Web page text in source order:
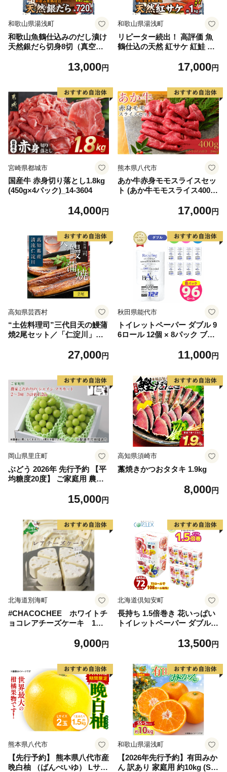
和歌山県湯浅町
和歌山魚鶴仕込みのだし漬け
天然銀だら切身8切（真空パ
製法 良質な脂 ふっくら 柔ら
ぶ だし漬け 煮付け ムニエル
味噌漬け 鍋物 冷凍 湯浅町 送
料無料_G7334
13,000円
和歌山県湯浅町
リピーター続出！ 高評価 魚
鶴仕込の天然 紅サケ 紅鮭 鮭
レビュー高評価 小分け 真空
海鮮 魚介 食品 食べ物 おかず
お弁当 水産加工品 冷凍 グル
メ お取り寄せ 和歌山県 湯浅
町 送料無料_G7317
17,000円
宮崎県都城市
国産牛 赤身切り落とし1.8kg
(450g×4パック)_14-3604
14,000円
熊本県八代市
あか牛赤身モモスライスセッ
ト (あか牛モモスライス400
17,000円
高知県芸西村
“土佐料理司”三代目天の鰻蒲
焼2尾セット／「仁淀川」水
殖 国産・高知県産〈高知市共
27,000円
秋田県能代市
トイレットペーパー ダブル 9
6ロール 12個 × 8パック ブラ
用品 消耗品 無香料 生活用品
11,000円
岡山県里庄町
ぶどう 2026年 先行予約 【平
均糖度20度】 ご家庭用 農家
ット 2～3房 合計約1.2kg ブ
直送 】
15,000円
高知県須崎市
藁焼きかつおタタキ 1.9kg
8,000円
北海道別海町
#CHACOCHEE ホワイトチ
ョコレアチーズケーキ 1ホ
海町,チーズ,ちーず,チーズケ
9,000円
北海道倶知安町
長持ち 1.5倍巻き 花いっぱい
トイレットペーパー ダブル 4
プリント ハーブ 香り付き 日
品 備蓄 送料無料 北海道 倶知
安町 日用品
13,500円
熊本県八代市
【先行予約】 熊本県八代市産
晩白柚 （ばんぺいゆ） Lサイ
和歌山県湯浅町
【2026年先行予約】有田みか
ん 訳あり 家庭用 約10kg (S